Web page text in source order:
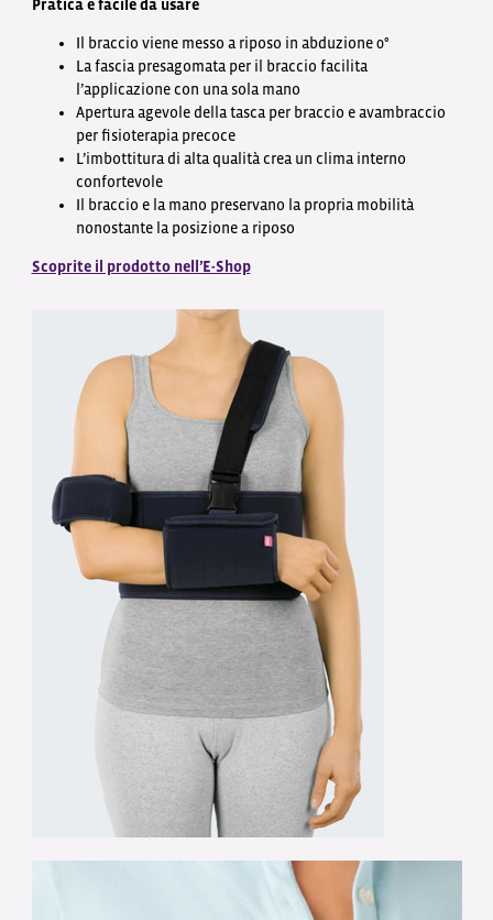
Pratica e facile da usare
Il braccio viene messo a riposo in abduzione 0°
La fascia presagomata per il braccio facilita
l’applicazione con una sola mano
Apertura agevole della tasca per braccio e avambraccio
per fisioterapia precoce
L’imbottitura di alta qualità crea un clima interno
confortevole
Il braccio e la mano preservano la propria mobilità
nonostante la posizione a riposo
Scoprite il prodotto nell’E-Shop